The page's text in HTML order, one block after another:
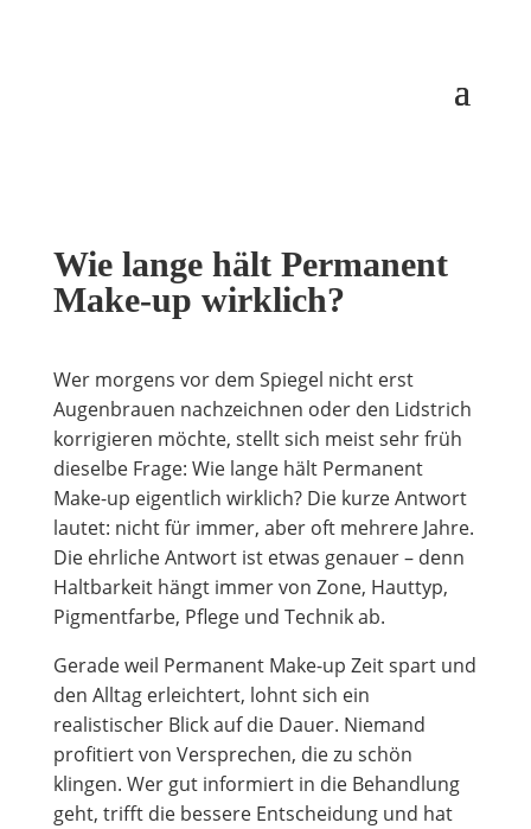
Wie lange hält Permanent
Make-up wirklich?
Wer morgens vor dem Spiegel nicht erst
Augenbrauen nachzeichnen oder den Lidstrich
korrigieren möchte, stellt sich meist sehr früh
dieselbe Frage: Wie lange hält Permanent
Make-up eigentlich wirklich? Die kurze Antwort
lautet: nicht für immer, aber oft mehrere Jahre.
Die ehrliche Antwort ist etwas genauer – denn
Haltbarkeit hängt immer von Zone, Hauttyp,
Pigmentfarbe, Pflege und Technik ab.
Gerade weil Permanent Make-up Zeit spart und
den Alltag erleichtert, lohnt sich ein
realistischer Blick auf die Dauer. Niemand
profitiert von Versprechen, die zu schön
klingen. Wer gut informiert in die Behandlung
geht, trifft die bessere Entscheidung und hat